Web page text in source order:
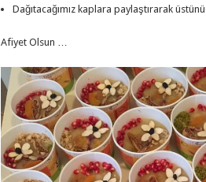
Dağıtacağımız kaplara paylaştırarak
Afiyet Olsun …